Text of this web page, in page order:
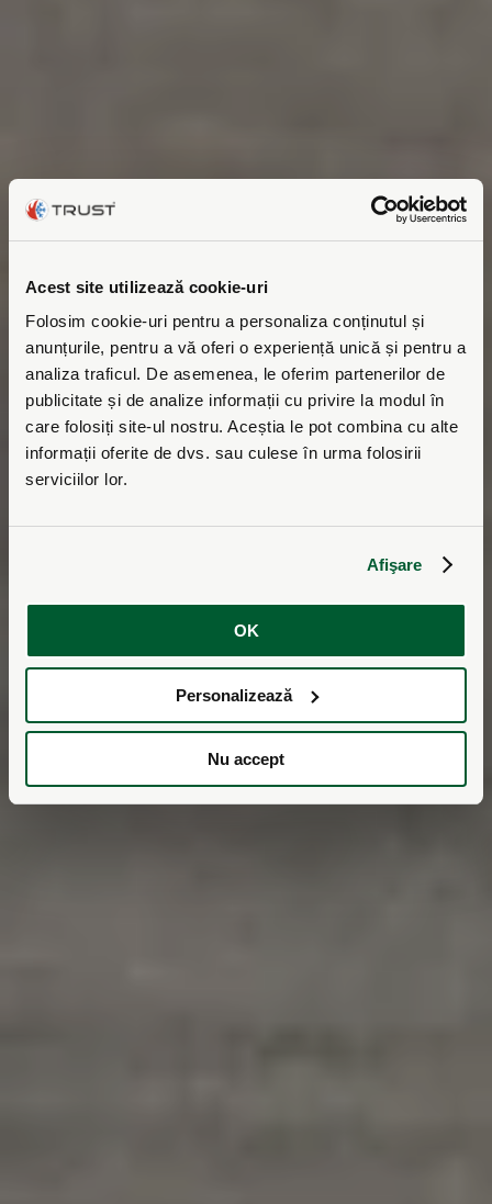
Acest site utilizează cookie-uri
Folosim cookie-uri pentru a personaliza conținutul și
anunțurile, pentru a vă oferi o experiență unică și pentru a
analiza traficul. De asemenea, le oferim partenerilor de
publicitate și de analize informații cu privire la modul în
care folosiți site-ul nostru. Aceștia le pot combina cu alte
informații oferite de dvs. sau culese în urma folosirii
serviciilor lor.
Afişare
OK
Personalizează
Nu accept